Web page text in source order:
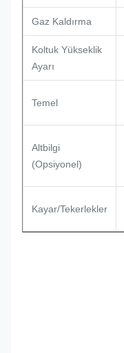
Gaz Kaldırma
Koltuk Yükseklik
Ayarı
Temel
Altbilgi
(Opsiyonel)
Kayar/Tekerlekler